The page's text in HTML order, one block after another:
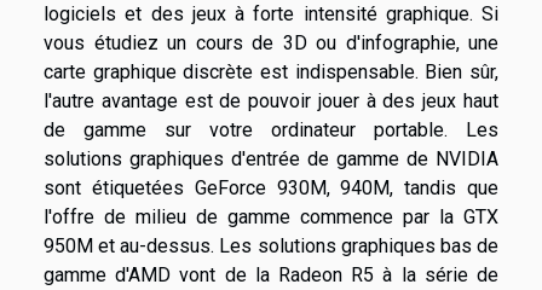
logiciels et des jeux à forte intensité graphique. Si
vous étudiez un cours de 3D ou d'infographie, une
carte graphique discrète est indispensable. Bien sûr,
l'autre avantage est de pouvoir jouer à des jeux haut
de gamme sur votre ordinateur portable. Les
solutions graphiques d'entrée de gamme de NVIDIA
sont étiquetées GeForce 930M, 940M, tandis que
l'offre de milieu de gamme commence par la GTX
950M et au-dessus. Les solutions graphiques bas de
gamme d'AMD vont de la Radeon R5 à la série de